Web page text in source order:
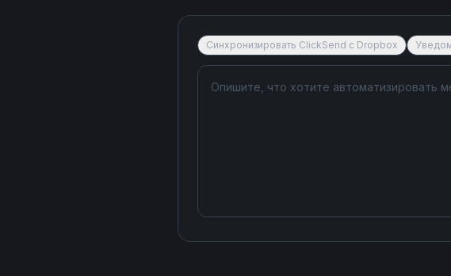
Синхронизировать ClickSend с Dropbox